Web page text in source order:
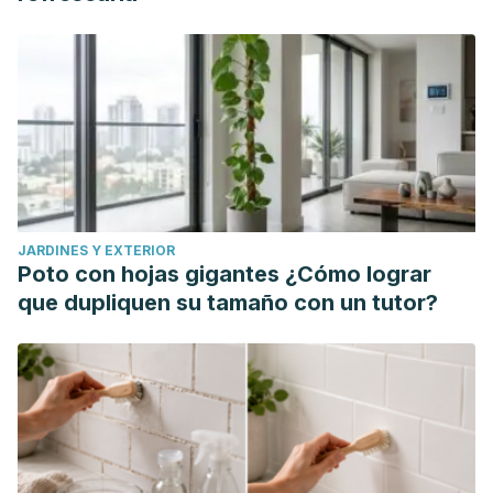
the ultrasonic bone aspirator. Laryngoscope. 2010
Aug;120(8):1504-7. doi: 10.1002/lary.20980. PMID:
20564664. Recuperado de:
https://pubmed.ncbi.nlm.nih.gov/20564664/
JARDINES Y EXTERIOR
Poto con hojas gigantes ¿Cómo lograr
que dupliquen su tamaño con un tutor?